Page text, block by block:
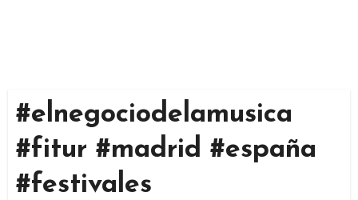
#elnegociodelamusica
#fitur #madrid #españa
#festivales